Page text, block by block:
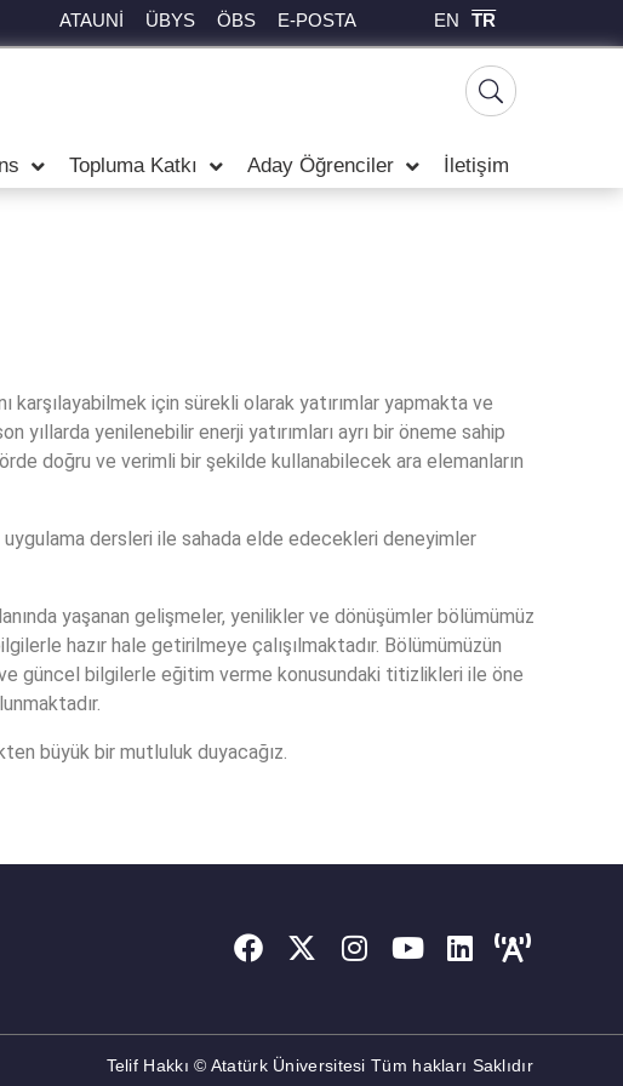
ATAUNİ ÜBYS ÖBS E-POSTA EN TR
Topluma Katkı Aday Öğrenciler İletişim
için sürekli olarak yatırımlar yapmakta ve
yenilenebilir enerji yatırımları ayrı bir öneme sahip
doğru ve verimli bir şekilde kullanabilecek ara elemanların
dersleri ile sahada elde edecekleri deneyimler
yaşanan gelişmeler, yenilikler ve dönüşümler bölümümüz
hazır hale getirilmeye çalışılmaktadır. Bölümümüzün
güncel bilgilerle eğitim verme konusundaki titizlikleri ile öne
büyük bir mutluluk duyacağız.
Telif Hakkı © Atatürk Üniversitesi Tüm hakları Saklıdır